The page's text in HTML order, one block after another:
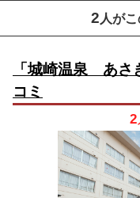
2 人が
「城崎温泉 あさ
コミ
2